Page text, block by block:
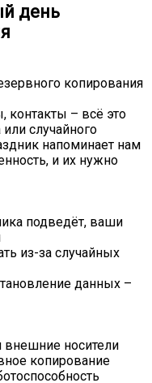
день
копирования
контакты – всё это
или случайного
напоминает нам
и их нужно
подведёт, ваши
из-за случайных
данных –
внешние носители
копирование